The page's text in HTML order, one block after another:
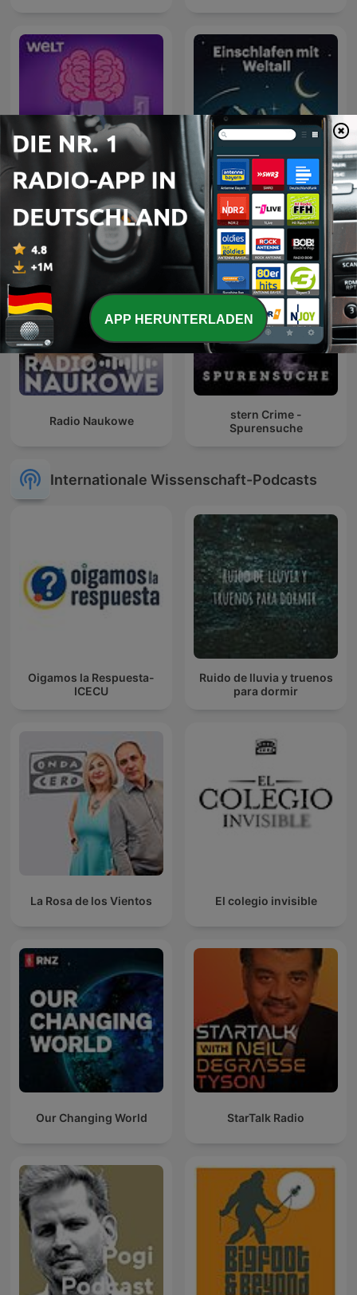
Aha! Zehn Minuten
Alltags-Wissen
Einschlafen mit Weltall
Radio Naukowe
stern Crime -
Spurensuche
Internationale Wissenschaft-Podcasts
Oigamos la Respuesta-
ICECU
Ruido de lluvia y truenos
para dormir
La Rosa de los Vientos El colegio invisible
Our Changing World StarTalk Radio
APP HERUNTERLADEN